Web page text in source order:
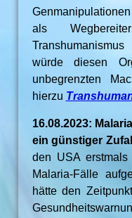
als
würde diesen
unbegrenzten
hierzu
16.08.2023:
ein günstiger
den USA
Malaria-Fälle
hätte den